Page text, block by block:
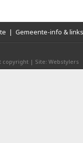
| Gemeente-info & links
copyright | Site: Webstylers